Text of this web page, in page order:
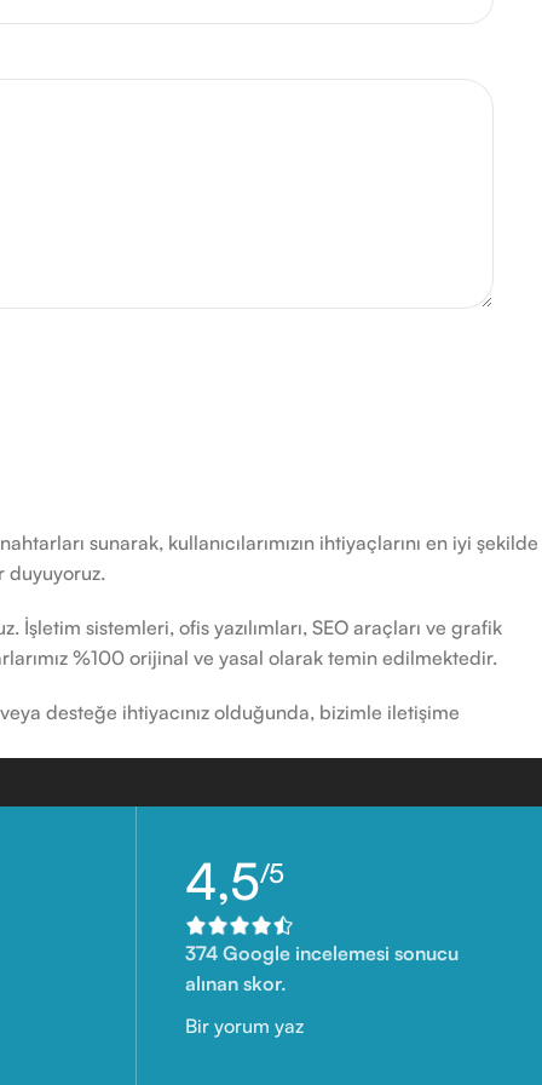
sunarak, kullanıcılarımızın ihtiyaçlarını en iyi şekilde
duyuyoruz.
İşletim sistemleri, ofis yazılımları, SEO araçları ve grafik
%100 orijinal ve yasal olarak temin edilmektedir.
desteğe ihtiyacınız olduğunda, bizimle iletişime
4,5/5
374 Google incelemesi sonucu
alınan skor.
Bir yorum yaz